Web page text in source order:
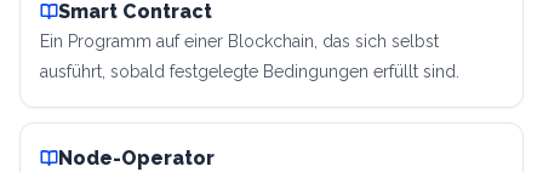
Smart Contract
Ein Programm auf einer Blockchain, das sich selbst
ausführt, sobald festgelegte Bedingungen erfüllt sind.
Node-Operator